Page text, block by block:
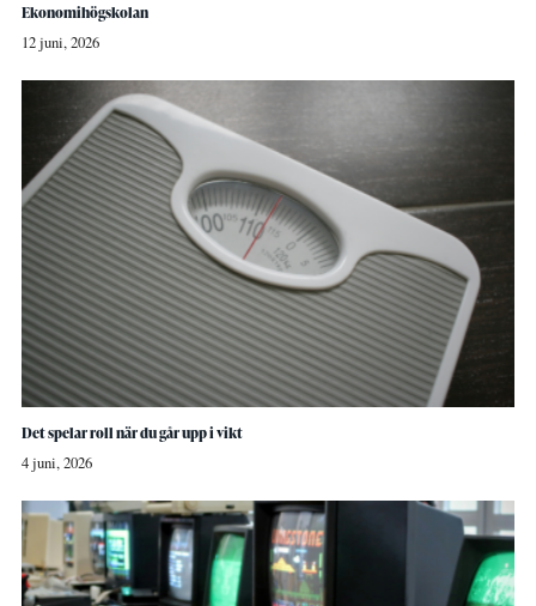
Ekonomihögskolan
12 juni, 2026
Det spelar roll när du går upp i vikt
4 juni, 2026